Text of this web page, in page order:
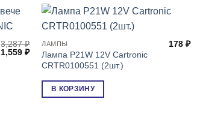
3,287₽
Первоначальная
составляла
1,559₽Текущая
цена:
1,559 ₽.
ЛАМПЫ
Лампа P21W 12V Cartronic
CRTR0100551 (2шт.)
178 ₽
В КОРЗИНУ